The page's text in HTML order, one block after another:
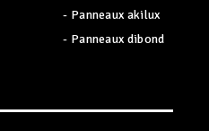
- Panneaux akilux
- Panneaux dibond
05 61 23 64 12